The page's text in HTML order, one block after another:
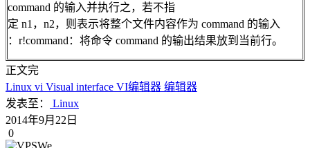
command 的输入并执行之，若不指
定 n1，n2，则表示将整个文件内容作为 command 的输入
：r!command：将命令 command 的输出结果放到当前行。
正文完
Linux vi Visual interface VI编辑器 编辑器
发表至：
Linux
2014年9月22日
0